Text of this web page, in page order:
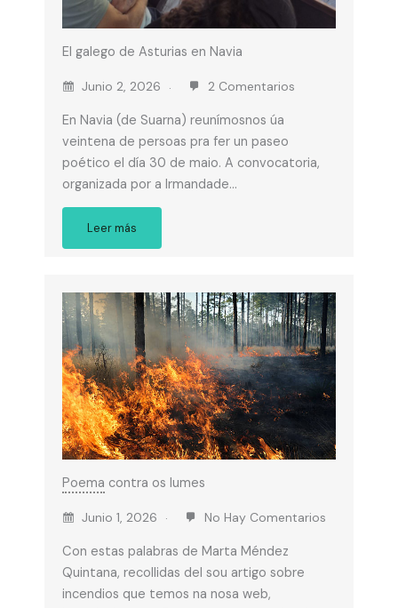
El galego de Asturias en Navia
Junio 2, 2026 2 Comentarios
En Navia (de Suarna) reunímosnos úa
veintena de persoas pra fer un paseo
poético el día 30 de maio. A convocatoria,
organizada por a Irmandade…
Leer más
Poema contra os lumes
Junio 1, 2026 No Hay Comentarios
Con estas palabras de Marta Méndez
Quintana, recollidas del sou artigo sobre
incendios que temos na nosa web,